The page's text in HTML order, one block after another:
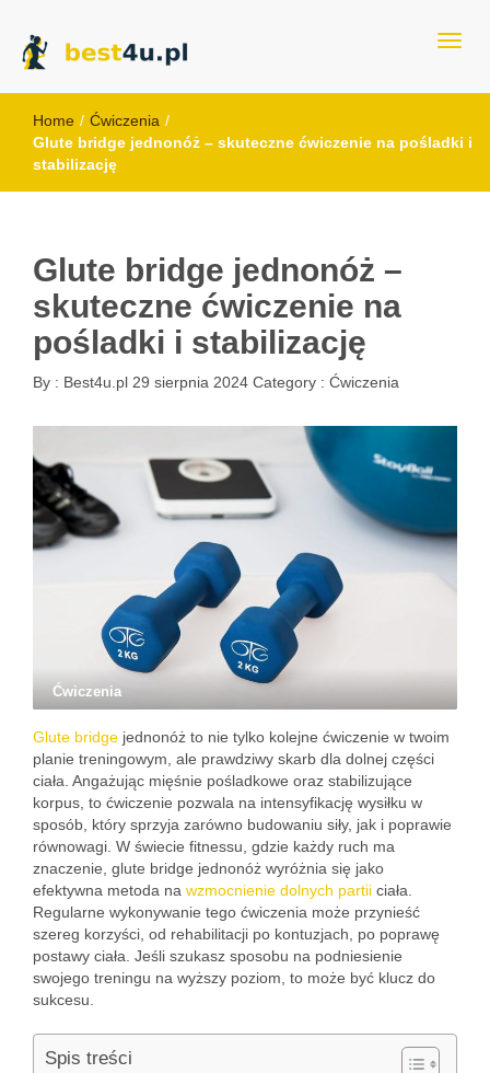
best4u.pl
Home / Ćwiczenia /
Glute bridge jednonóż – skuteczne ćwiczenie na pośladki i
stabilizację
Glute bridge jednonóż –
skuteczne ćwiczenie na
pośladki i stabilizację
By : Best4u.pl 29 sierpnia 2024 Category : Ćwiczenia
Ćwiczenia
Glute bridge jednonóż to nie tylko kolejne ćwiczenie w twoim
planie treningowym, ale prawdziwy skarb dla dolnej części
ciała. Angażując mięśnie pośladkowe oraz stabilizujące
korpus, to ćwiczenie pozwala na intensyfikację wysiłku w
sposób, który sprzyja zarówno budowaniu siły, jak i poprawie
równowagi. W świecie fitnessu, gdzie każdy ruch ma
znaczenie, glute bridge jednonóż wyróżnia się jako
efektywna metoda na wzmocnienie dolnych partii ciała.
Regularne wykonywanie tego ćwiczenia może przynieść
szereg korzyści, od rehabilitacji po kontuzjach, po poprawę
postawy ciała. Jeśli szukasz sposobu na podniesienie
swojego treningu na wyższy poziom, to może być klucz do
sukcesu.
Spis treści